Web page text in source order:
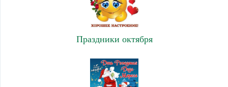
Праздники октября